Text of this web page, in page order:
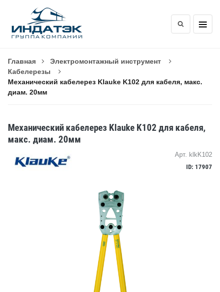
Главная
Электромонтажный инструмент
Кабелерезы
Механический кабелерез Klauke K102 для кабеля, макс.
диам. 20мм
Механический кабелерез Klauke K102 для кабеля,
макс. диам. 20мм
Арт. klkK102
ID: 17907